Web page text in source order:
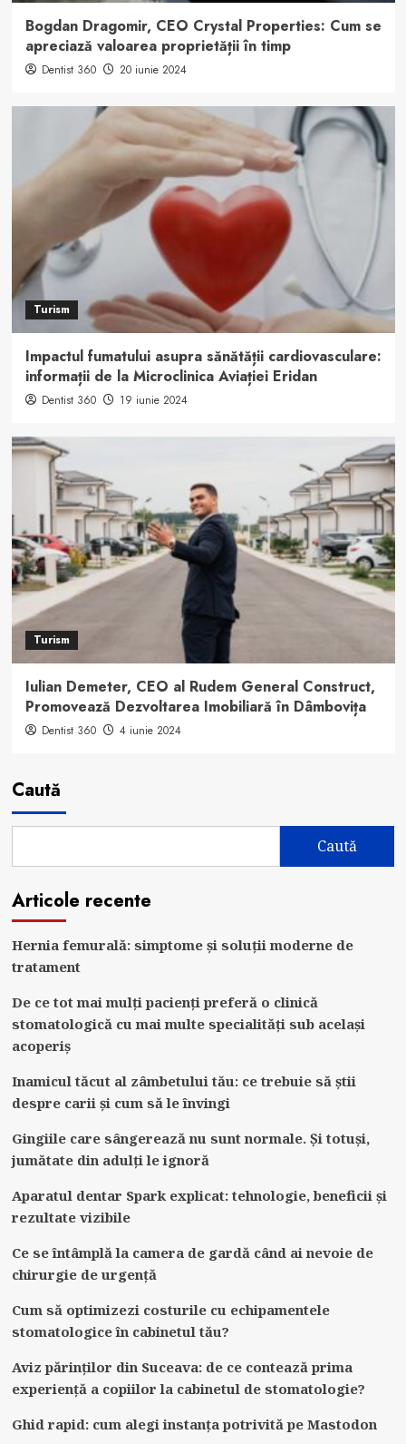
Bogdan Dragomir, CEO Crystal Properties: Cum se
apreciază valoarea proprietății în timp
Dentist 360 20 iunie 2024
Turism
Impactul fumatului asupra sănătății cardiovasculare:
informații de la Microclinica Aviației Eridan
Dentist 360 19 iunie 2024
Turism
Iulian Demeter, CEO al Rudem General Construct,
Promovează Dezvoltarea Imobiliară în Dâmbovița
Dentist 360 4 iunie 2024
Caută
Caută
Articole recente
Hernia femurală: simptome și soluții moderne de
tratament
De ce tot mai mulți pacienți preferă o clinică
stomatologică cu mai multe specialități sub același
acoperiș
Inamicul tăcut al zâmbetului tău: ce trebuie să știi
despre carii și cum să le învingi
Gingiile care sângerează nu sunt normale. Și totuși,
jumătate din adulți le ignoră
Aparatul dentar Spark explicat: tehnologie, beneficii și
rezultate vizibile
Ce se întâmplă la camera de gardă când ai nevoie de
chirurgie de urgență
Cum să optimizezi costurile cu echipamentele
stomatologice în cabinetul tău?
Aviz părinților din Suceava: de ce contează prima
experiență a copiilor la cabinetul de stomatologie?
Ghid rapid: cum alegi instanța potrivită pe Mastodon